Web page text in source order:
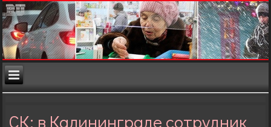
СК: в Калининграде сотрудник